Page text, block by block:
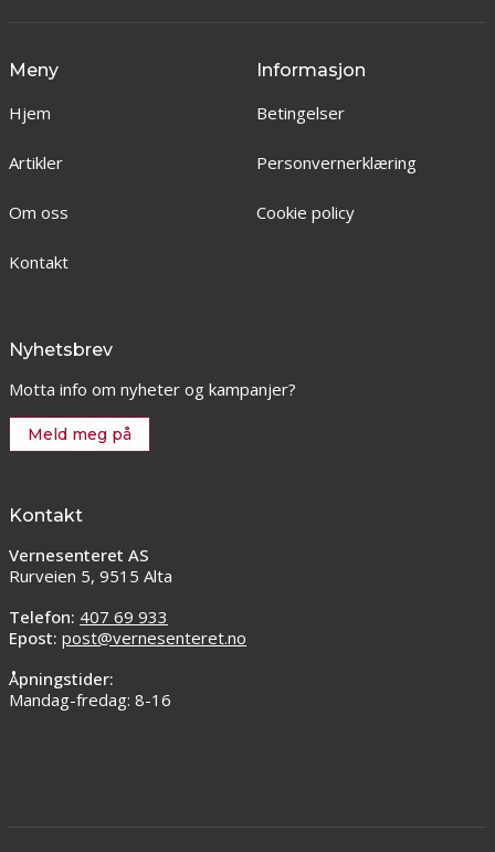
Meny
Hjem
Artikler
Om oss
Kontakt
Informasjon
Betingelser
Personvernerklæring
Cookie policy
Nyhetsbrev
Motta info om nyheter og kampanjer?
Meld meg på
Kontakt
Vernesenteret AS
Rurveien 5, 9515 Alta
Telefon: 407 69 933
Epost: post@vernesenteret.no
Åpningstider:
Mandag-fredag: 8-16